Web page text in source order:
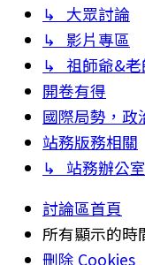
↳ 大眾討論
↳ 影片專區
↳ 祖師爺&老
開卷有得
國際局勢，政
站務版務相關
↳ 站務辦公室
討論區首頁
所有顯示的時
刪除 Cookies